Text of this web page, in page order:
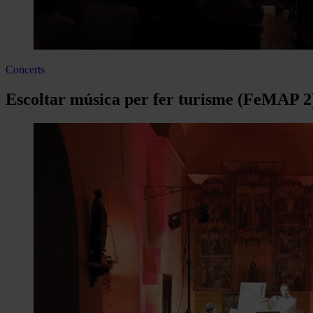
Concerts
Escoltar música per fer turisme (FeMAP